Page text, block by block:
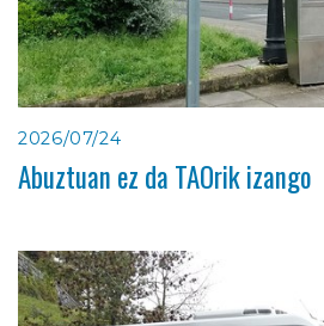
2026/07/24
Abuztuan ez da TAOrik izango